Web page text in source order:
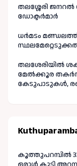
തലശ്ശേരി ജനറൽ
ഡോക്ടർമാർ
ധർമടം
തലശേരിയിൽ
മേൽക്കൂര
കേടുപാടുകൾ,
കൂത്തുപറമ്പിൽ